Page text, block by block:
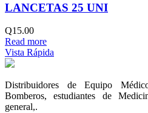
LANCETAS 25 UNI
Q15.00
Read more
Vista Rápida
Distribuidores de Equipo
Bomberos, estudiantes de
general,.